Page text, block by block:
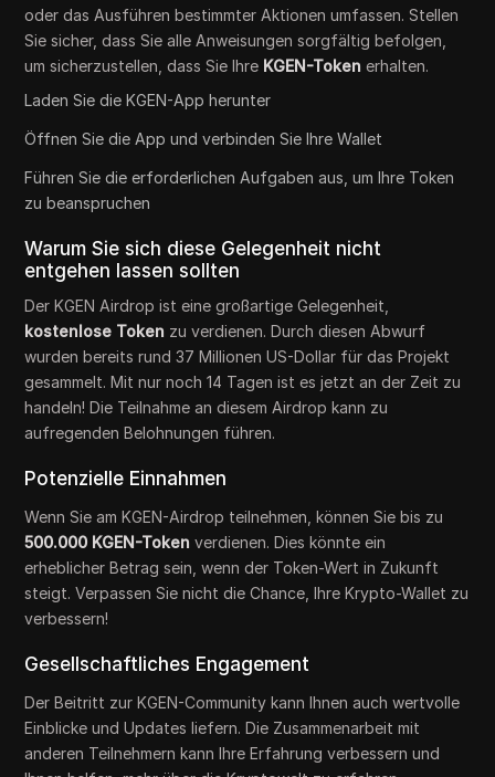
oder das Ausführen bestimmter Aktionen umfassen. Stellen
Sie sicher, dass Sie alle Anweisungen sorgfältig befolgen,
um sicherzustellen, dass Sie Ihre KGEN-Token erhalten.
Laden Sie die KGEN-App herunter
Öffnen Sie die App und verbinden Sie Ihre Wallet
Führen Sie die erforderlichen Aufgaben aus, um Ihre Token
zu beanspruchen
Warum Sie sich diese Gelegenheit nicht
entgehen lassen sollten
Der KGEN Airdrop ist eine großartige Gelegenheit,
kostenlose Token zu verdienen. Durch diesen Abwurf
wurden bereits rund 37 Millionen US-Dollar für das Projekt
gesammelt. Mit nur noch 14 Tagen ist es jetzt an der Zeit zu
handeln! Die Teilnahme an diesem Airdrop kann zu
aufregenden Belohnungen führen.
Potenzielle Einnahmen
Wenn Sie am KGEN-Airdrop teilnehmen, können Sie bis zu
500.000 KGEN-Token verdienen. Dies könnte ein
erheblicher Betrag sein, wenn der Token-Wert in Zukunft
steigt. Verpassen Sie nicht die Chance, Ihre Krypto-Wallet zu
verbessern!
Gesellschaftliches Engagement
Der Beitritt zur KGEN-Community kann Ihnen auch wertvolle
Einblicke und Updates liefern. Die Zusammenarbeit mit
anderen Teilnehmern kann Ihre Erfahrung verbessern und